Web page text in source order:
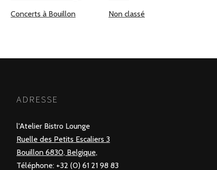
Concerts à Bouillon Non classé
ADRESSE
l'Atelier Bistro Lounge
Ruelle des Petits Escaliers 3
Bouillon 6830, Belgique,
Téléphone: +32 (0) 61 21 98 83